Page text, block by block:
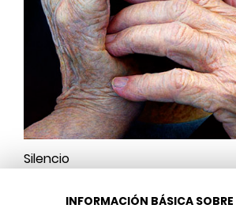
Silencio
INFORMACIÓN BÁSICA